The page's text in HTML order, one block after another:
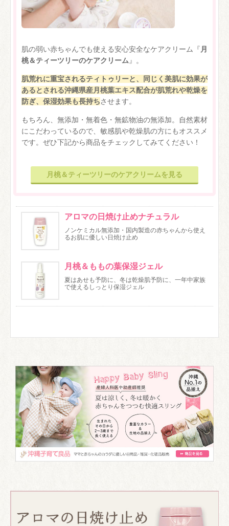
肌の弱い赤ちゃんでも使える安心安全なケアクリーム『 月
桃＆ティーツリーのケアクリーム 』。
肌荒れに重宝されるティトゥリーと、同じく美肌に効果が
あるとされる沖縄県産月桃葉エキス配合が肌荒れや乾燥を
防ぎ、保湿効果も長持ちさせます。
もちろん、無添加・無着色・無鉱物油の無添加。自然素材
にこだわっているので、敏感肌や乾燥肌の方にもオススメ
です。ぜひ下記から商品をチェックしてみてください！
月桃＆ティーツリーのケアクリームを見る
アロマの日焼け止めナチュラル
ノンケミカル無添加・国内製造の赤ちゃんから使え
るお肌に優しい日焼け止め
月桃＆ももの葉保湿ジェル
夏はあせも予防に、冬は乾燥肌予防に、一年中家族
で使えるしっとり保湿ジェル